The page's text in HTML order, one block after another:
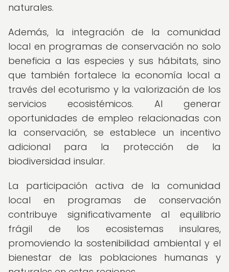
naturales.
Además, la integración de la comunidad
local en programas de conservación no solo
beneficia a las especies y sus hábitats, sino
que también fortalece la economía local a
través del ecoturismo y la valorización de los
servicios ecosistémicos. Al generar
oportunidades de empleo relacionadas con
la conservación, se establece un incentivo
adicional para la protección de la
biodiversidad insular.
La participación activa de la comunidad
local en programas de conservación
contribuye significativamente al equilibrio
frágil de los ecosistemas insulares,
promoviendo la sostenibilidad ambiental y el
bienestar de las poblaciones humanas y